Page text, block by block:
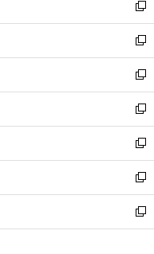
で
開
く
ド
ウ
で
開
く
ィ
ン
ド
ウ
で
開
く
い
ウ
ィ
ン
ド
ウ
で
開
く
新
し
い
ウ
ィ
ン
ド
ウ
で
開
く
新
し
い
ウ
ィ
ン
ド
ウ
で
開
く
新
し
い
ウ
ィ
ン
ド
ウ
で
開
新
し
い
ウ
ィ
ン
ド
ウ
新
し
い
ウ
ィ
ン
新
し
い
ウ
新
し